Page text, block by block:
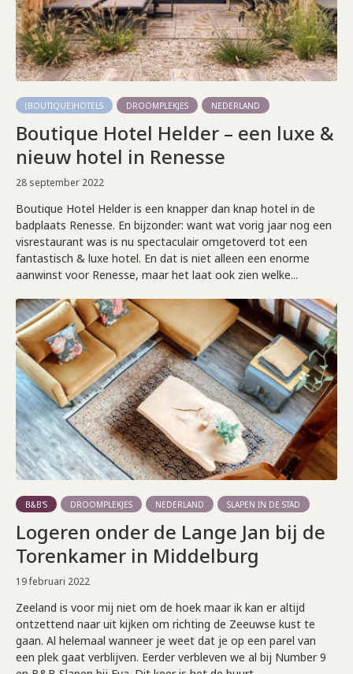
(BOUTIQUE)HOTELS DROOMPLEKJES NEDERLAND
Boutique Hotel Helder – een luxe &
nieuw hotel in Renesse
28 september 2022
Boutique Hotel Helder is een knapper dan knap hotel in de
badplaats Renesse. En bijzonder: want wat vorig jaar nog een
visrestaurant was is nu spectaculair omgetoverd tot een
fantastisch & luxe hotel. En dat is niet alleen een enorme
aanwinst voor Renesse, maar het laat ook zien welke...
B&B'S DROOMPLEKJES NEDERLAND SLAPEN IN DE STAD
Logeren onder de Lange Jan bij de
Torenkamer in Middelburg
19 februari 2022
Zeeland is voor mij niet om de hoek maar ik kan er altijd
ontzettend naar uit kijken om richting de Zeeuwse kust te
gaan. Al helemaal wanneer je weet dat je op een parel van
een plek gaat verblijven. Eerder verbleven we al bij Number 9